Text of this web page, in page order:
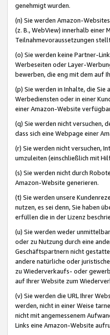
genehmigt wurden.
(n) Sie werden Amazon-
(z. B., WebView) innerhalb einer
Teilnahmevoraussetzungen
(o) Sie werden keine Partner-
Werbeseiten oder Layer-
bewerben, die eng mit dem auf
(p) Sie werden in Inhalte, die
Werbediensten oder in einer
einer Amazon-Website
(q) Sie werden nicht versuchen,
dass sich eine Webpage einer
(r) Sie werden nicht versuchen,
umzuleiten (einschließlich mit
(s) Sie werden nicht durch
Amazon-Website generieren.
(t) Sie werden unsere
nutzen, es sei denn, Sie haben
erfüllen die in der Lizenz
(u) Sie werden weder
oder zu Nutzung durch eine
Geschäftspartnern nicht
andere natürliche oder
zu Wiederverkaufs- oder
auf Ihrer Website zum
(v) Sie werden die URL Ihrer
werden, nicht in einer Weise
nicht mit angemessenem
Links eine Amazon-Website